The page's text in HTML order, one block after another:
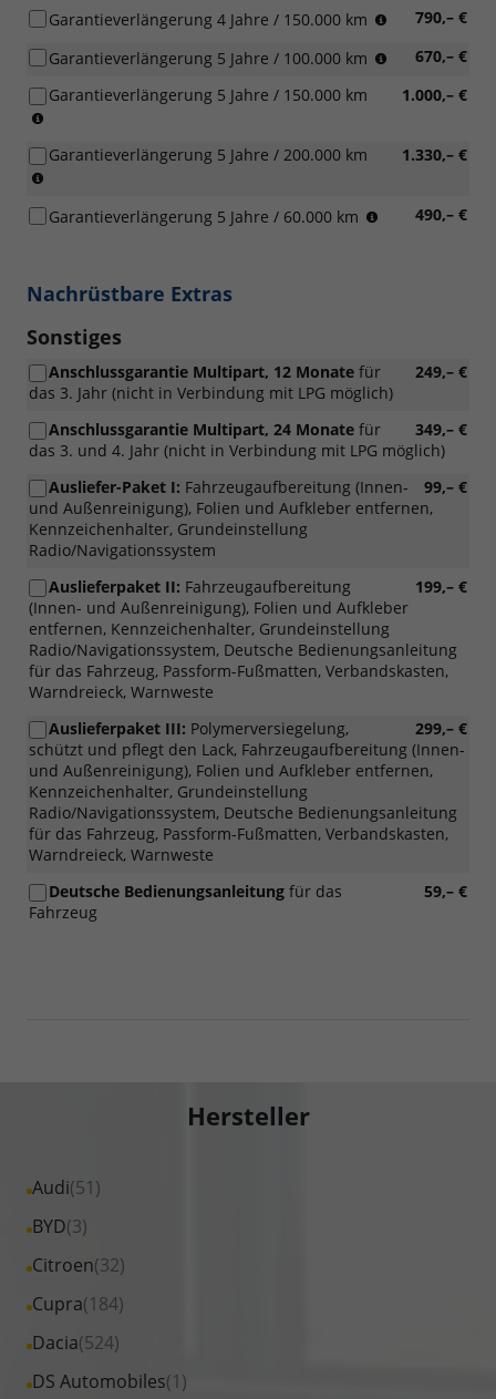
eintritt)
790,– €
Garantieverlängerung 4 Jahre / 150.000 km
(was
eintritt)
670,– €
Garantieverlängerung 5 Jahre / 100.000 km
(was
eintritt)
1.000,– €
Garantieverlängerung 5 Jahre / 150.000 km
eintritt)
1.330,– €
Garantieverlängerung 5 Jahre / 200.000 km
eintritt)
490,– €
Garantieverlängerung 5 Jahre / 60.000 km
Nachrüstbare Extras
Sonstiges
249,– €
Anschlussgarantie Multipart, 12 Monate für
das 3. Jahr (nicht in Verbindung mit LPG möglich)
349,– €
Anschlussgarantie Multipart, 24 Monate für
das 3. und 4. Jahr (nicht in Verbindung mit LPG möglich)
99,– €
Ausliefer-Paket I: Fahrzeugaufbereitung (Innen-
und Außenreinigung), Folien und Aufkleber entfernen,
Kennzeichenhalter, Grundeinstellung
Radio/Navigationssystem
199,– €
Auslieferpaket II: Fahrzeugaufbereitung
(Innen- und Außenreinigung), Folien und Aufkleber
entfernen, Kennzeichenhalter, Grundeinstellung
Radio/Navigationssystem, Deutsche Bedienungsanleitung
für das Fahrzeug, Passform-Fußmatten, Verbandskasten,
Warndreieck, Warnweste
299,– €
Auslieferpaket III: Polymerversiegelung,
schützt und pflegt den Lack, Fahrzeugaufbereitung (Innen-
und Außenreinigung), Folien und Aufkleber entfernen,
Kennzeichenhalter, Grundeinstellung
Radio/Navigationssystem, Deutsche Bedienungsanleitung
für das Fahrzeug, Passform-Fußmatten, Verbandskasten,
Warndreieck, Warnweste
59,– €
Deutsche Bedienungsanleitung für das
Fahrzeug
Hersteller
Audi(51)
Alle
Fahrzeuge
Audi
anzeigen
BYD(3)
Alle
Fahrzeuge
BYD
anzeigen
Citroen(32)
Alle
Fahrzeuge
Citroen
anzeigen
Cupra(184)
Alle
Fahrzeuge
Cupra
Dacia(524)
Alle
Fahrzeuge
DS Automobiles(1)
Alle